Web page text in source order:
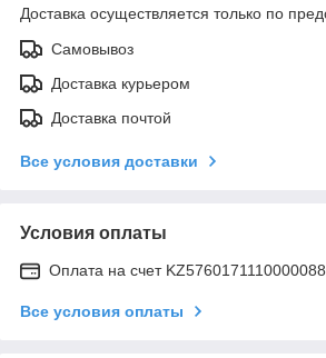
Доставка осуществляется только по
Самовывоз
Доставка курьером
Доставка почтой
Все условия доставки
Условия оплаты
Оплата на счет
Все условия оплаты